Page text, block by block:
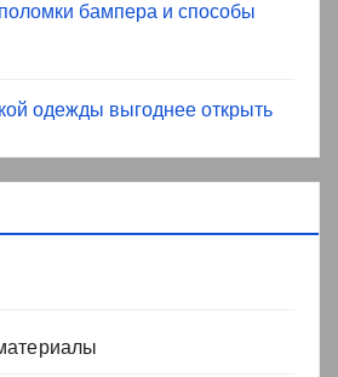
бампера и способы
одежды выгоднее открыть